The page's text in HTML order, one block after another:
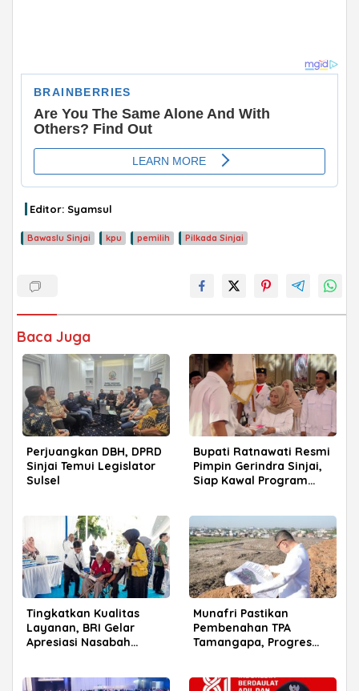
ADVERTISEMENT
Editor: Syamsul
Bawaslu Sinjai kpu pemilih Pilkada Sinjai
Baca Juga
Perjuangkan DBH, DPRD
Sinjai Temui Legislator
Sulsel
Bupati Ratnawati Resmi
Pimpin Gerindra Sinjai,
Siap Kawal Program
Tingkatkan Kualitas
Layanan, BRI Gelar
Apresiasi Nasabah
Munafri Pastikan
Pembenahan TPA
Tamangapa, Progres